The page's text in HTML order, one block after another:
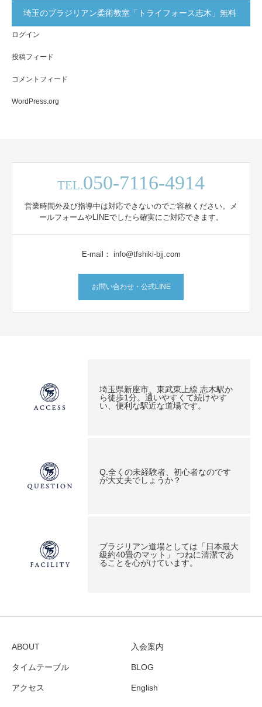
埼玉のブラジリアン柔術教室「トライフォース志木」無料
体験実施中！
ログイン
投稿フィード
コメントフィード
WordPress.org
TEL.050-7116-4914
営業時間外及び指導中は対応できないのでご容赦ください。メ
ールフォームやLINEでしたら確実にご対応できます。
E-mail： info@tfshiki-bjj.com
お問い合わせ・公式LINE
埼玉県新座市、東武東上線 志木駅か
ら徒歩1分。通いやすくて続けやす
い、便利な駅近な道場です。
Q.全くの未経験者、初心者なのです
が大丈夫でしょうか？
ブラジリアン道場としては「日本最大
級約40畳のマット」 つねに清潔であ
ることを心がけています。
ABOUT 入会案内
タイムテーブル BLOG
アクセス English